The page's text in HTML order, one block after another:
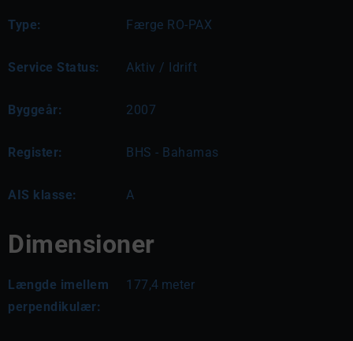
Type: Færge RO-PAX
Service Status: Aktiv / Idrift
Byggeår: 2007
Register: BHS - Bahamas
AIS klasse: A
Dimensioner
Længde imellem
perpendikulær:
177,4 meter